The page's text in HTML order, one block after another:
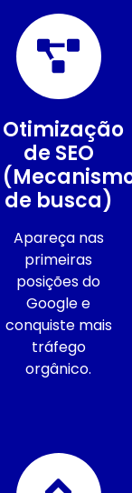
Otimização
de SEO
de busca)
Apareça nas
primeiras
posições do
Google e
conquiste mais
tráfego
orgânico.